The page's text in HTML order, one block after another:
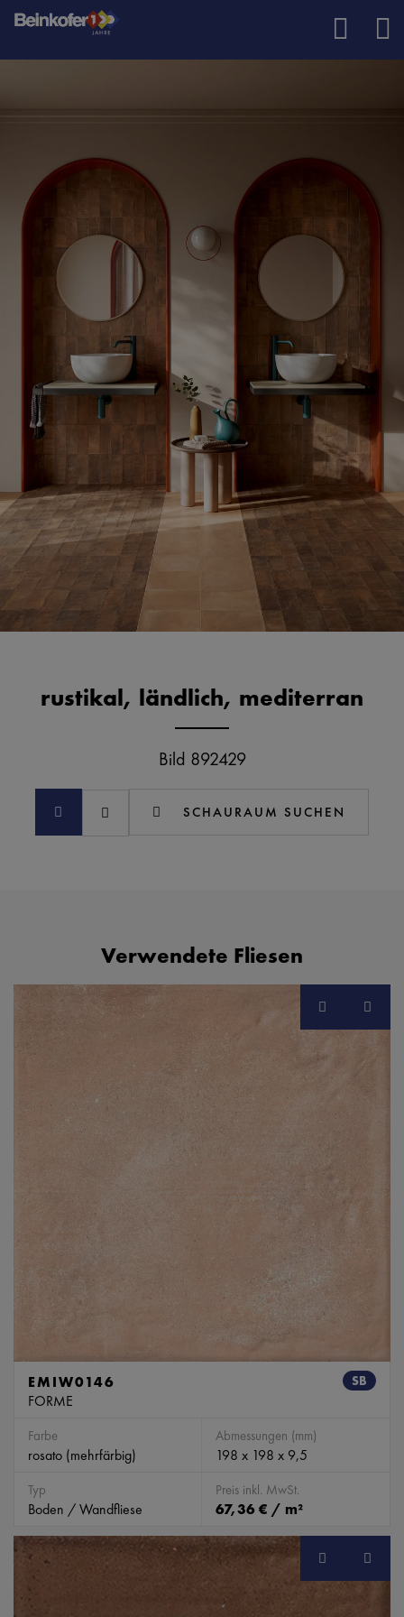
rustikal, ländlich, mediterran
Bild 892429
SCHAURAUM SUCHEN
Verwendete Fliesen
SB
EMIW0146
FORME
Farbe
rosato (mehrfärbig)
Abmessungen (mm)
198 x 198 x 9,5
Typ
Boden / Wandfliese
Preis inkl. MwSt.
67,36 € / m²